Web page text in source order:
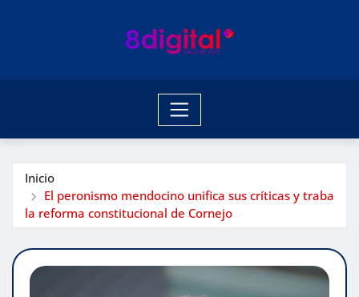
Inicio
El peronismo mendocino unifica sus críticas y traba
la reforma constitucional de Cornejo